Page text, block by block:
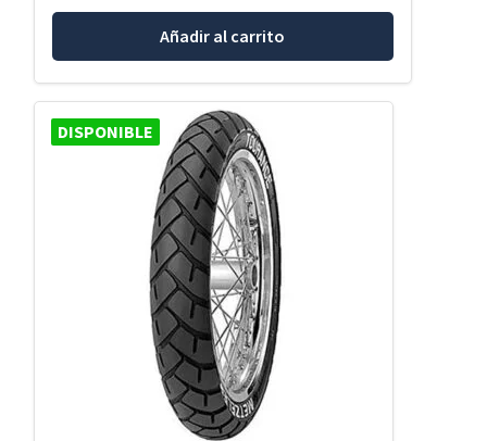
Añadir al carrito
DISPONIBLE